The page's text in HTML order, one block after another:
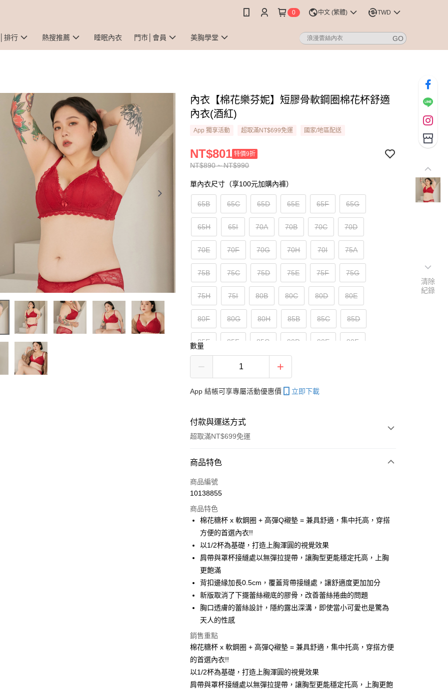
0 中文 (繁體) TWD
排行 熱搜推薦 睡眠內衣 門市│會員 美胸學堂
內衣【棉花樂芬妮】短膠骨軟鋼圈棉花杯舒適
內衣(酒紅)
App 獨享活動 超取滿NT$699免運 國家/地區配送
NT$890 ~ NT$990
NT$801 特價9折
單內衣尺寸（享100元加購內褲）
65B 65C 65D 65E 65F 65G
65H 65I 70A 70B 70C 70D
70E 70F 70G 70H 70I 75A
75B 75C 75D 75E 75F 75G
75H 75I 80B 80C 80D 80E
80F 80G 80H 85B 85C 85D
85E 85F 85G 90D 90E 90F
95D 95E
數量
App 結帳可享專屬活動優惠價 立即下載
付款與運送方式
超取滿NT$699免運
付款方式
信用卡一次付款
3 期 0 利率 每期 NT$296 21家銀行
合作金庫商業銀行
華南商業銀行
彰化商業銀行
國泰世華商業銀行
兆豐國際商業銀行
臺灣中小企業銀行
匯豐（台灣）商業銀行
華泰商業銀行
聯邦商業銀行
遠東國際商業銀行
元大商業銀行
永豐商業銀行
台新國際商業銀行
台灣樂天信用卡公司
6 期 0 利率 每期
合作金庫商業銀行
第一商業銀行
華南商業銀行
彰化商業銀行
上海商業儲蓄銀行
臺灣中小企業銀行
台中商業銀行
匯豐（台灣）商業銀行
華泰商業銀行
聯邦商業銀行
遠東國際商業銀行
元大商業銀行
台新國際商業銀行
台灣樂天信用卡公司
超商取貨付款
LINE Pay
Apple Pay
街口支付
悠遊付
大哥付你分期
相關說明
【大哥付你分期使用說明】
1.本服務由台灣大哥大提供，台灣大哥大用戶可立即使用無須另外申請。
2.付款方式選擇「大哥付你分期」，訂單成立後會自動跳轉到大哥付的交易
流程，驗證手機門號後，選擇欲分期的期數、繳款截止日，確認付款後即
AFTEE先享後付
相關說明
商品特色
商品編號
10138855
商品特色
棉花糖杯 x 軟鋼圈 + 高彈Q襯墊 = 兼具舒適，集中托高，穿搭
方便的首選內衣!!
以1/2杯為基礎，打造上胸渾圓的視覺效果
肩帶與罩杯接縫處以無彈拉提帶，讓胸型更能穩定托高，上胸
更飽滿
背扣邊緣加長0.5cm，覆蓋背帶接縫處，讓舒適度更加加分
新版取消了下擺蕾絲襯底的膠骨，改善蕾絲捲曲的問題
胸口透膚的蕾絲設計，隱約露出深溝，即使當小可愛也是驚為
天人的性感
銷售重點
棉花糖杯 x 軟鋼圈 + 高彈Q襯墊 = 兼具舒適，集中托高，穿搭方便
的首選內衣!!
以1/2杯為基礎，打造上胸渾圓的視覺效果
肩帶與罩杯接縫處以無彈拉提帶，讓胸型更能穩定托高，上胸更飽
清除
紀錄